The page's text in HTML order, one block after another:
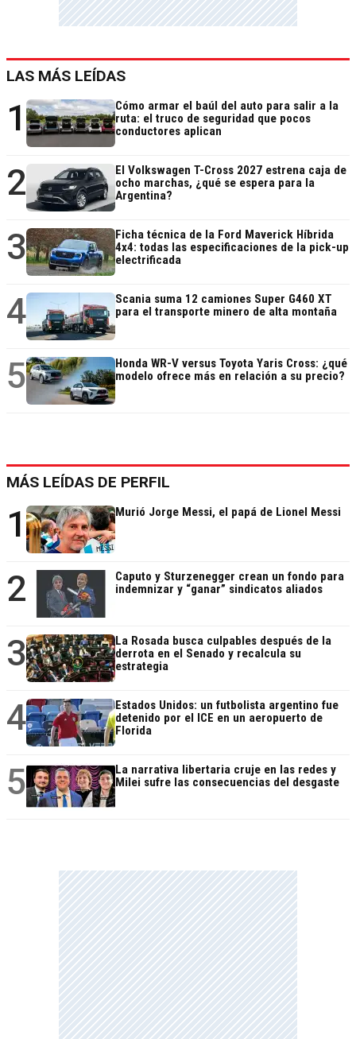
LAS MÁS LEÍDAS
1
Cómo armar el baúl del auto para salir a la
ruta: el truco de seguridad que pocos
conductores aplican
2
El Volkswagen T-Cross 2027 estrena caja de
ocho marchas, ¿qué se espera para la
Argentina?
3
Ficha técnica de la Ford Maverick Híbrida
4x4: todas las especificaciones de la pick-up
electrificada
4
Scania suma 12 camiones Super G460 XT
para el transporte minero de alta montaña
5
Honda WR-V versus Toyota Yaris Cross: ¿qué
modelo ofrece más en relación a su precio?
MÁS LEÍDAS DE PERFIL
1 Murió Jorge Messi, el papá de Lionel Messi
2
Caputo y Sturzenegger crean un fondo para
indemnizar y “ganar” sindicatos aliados
3
La Rosada busca culpables después de la
derrota en el Senado y recalcula su
estrategia
4
Estados Unidos: un futbolista argentino fue
detenido por el ICE en un aeropuerto de
Florida
5
La narrativa libertaria cruje en las redes y
Milei sufre las consecuencias del desgaste